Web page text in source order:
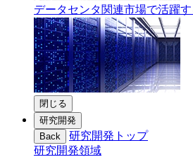
データセンタ関連市場で活躍
閉じる
研究開発
Back
研究開発トップ
研究開発領域